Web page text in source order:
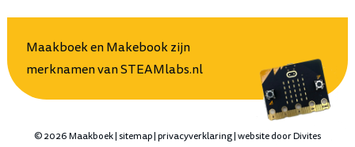
Maakboek en Makebook zijn
merknamen vanSTEAMlabs.nl
©2026 Maakboek |sitemap|privacyverklaring| website doorDivites